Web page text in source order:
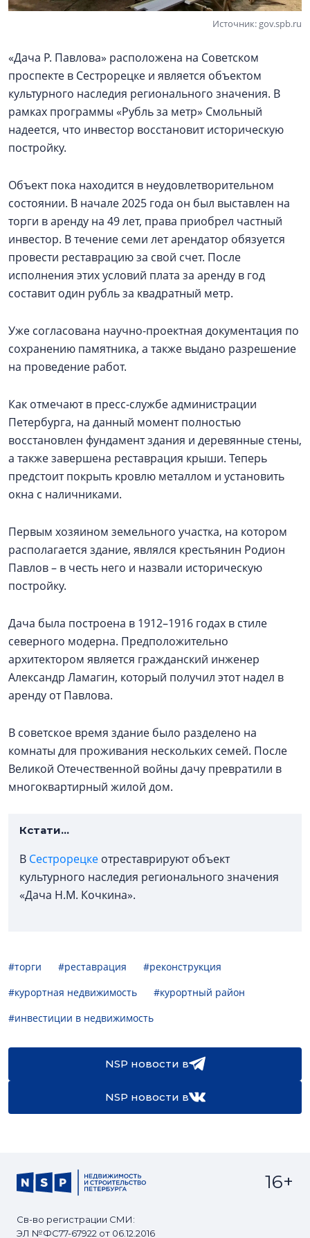
Источник: gov.spb.ru
«Дача Р. Павлова» расположена на Советском
проспекте в Сестрорецке и является объектом
культурного наследия регионального значения. В
рамках программы «Рубль за метр» Смольный
надеется, что инвестор восстановит историческую
постройку.
Объект пока находится в неудовлетворительном
состоянии. В начале 2025 года он был выставлен на
торги в аренду на 49 лет, права приобрел частный
инвестор. В течение семи лет арендатор обязуется
провести реставрацию за свой счет. После
исполнения этих условий плата за аренду в год
составит один рубль за квадратный метр.
Уже согласована научно-проектная документация по
сохранению памятника, а также выдано разрешение
на проведение работ.
Как отмечают в пресс-службе администрации
Петербурга, на данный момент полностью
восстановлен фундамент здания и деревянные стены,
а также завершена реставрация крыши. Теперь
предстоит покрыть кровлю металлом и установить
окна с наличниками.
Первым хозяином земельного участка, на котором
располагается здание, являлся крестьянин Родион
Павлов – в честь него и назвали историческую
постройку.
Дача была построена в 1912–1916 годах в стиле
северного модерна. Предположительно
архитектором является гражданский инженер
Александр Ламагин, который получил этот надел в
аренду от Павлова.
В советское время здание было разделено на
комнаты для проживания нескольких семей. После
Великой Отечественной войны дачу превратили в
многоквартирный жилой дом.
Кстати...
В Сестрорецке отреставрируют объект
культурного наследия регионального значения
«Дача Н.М. Кочкина».
#торги #реставрация
#реконструкция
#курортная недвижимость
#курортный район
#инвестиции в недвижимость
NSP новости в
NSP новости в
Св-во регистрации СМИ:
ЭЛ №ФС77-67922 от 06.12.2016
16+